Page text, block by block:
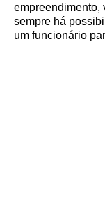
empreendimento,
sempre há
um funcionário